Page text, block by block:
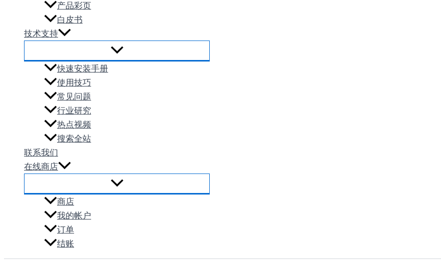
产品彩页
白皮书
技术支持
快速安装手册
使用技巧
常见问题
行业研究
热点视频
搜索全站
联系我们
在线商店
商店
我的帐户
订单
结账